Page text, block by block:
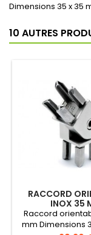
Dimensions 35 x 35
10 AUTRES
RACCORD
INOX 35
Raccord
mm Dimensions